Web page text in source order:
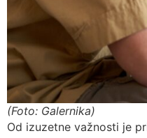
(Foto: Galernika)
Od izuzetne važnosti je